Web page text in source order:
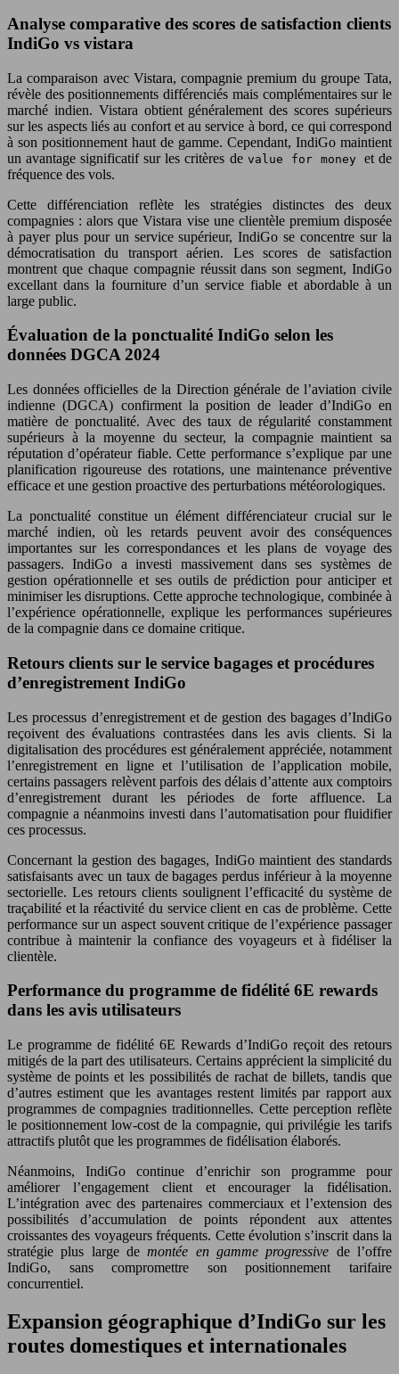
Analyse comparative des scores de satisfaction clients
IndiGo vs vistara
La comparaison avec Vistara, compagnie premium du groupe Tata,
révèle des positionnements différenciés mais complémentaires sur le
marché indien. Vistara obtient généralement des scores supérieurs
sur les aspects liés au confort et au service à bord, ce qui correspond
à son positionnement haut de gamme. Cependant, IndiGo maintient
un avantage significatif sur les critères de value for money et de
fréquence des vols.
Cette différenciation reflète les stratégies distinctes des deux
compagnies : alors que Vistara vise une clientèle premium disposée
à payer plus pour un service supérieur, IndiGo se concentre sur la
démocratisation du transport aérien. Les scores de satisfaction
montrent que chaque compagnie réussit dans son segment, IndiGo
excellant dans la fourniture d’un service fiable et abordable à un
large public.
Évaluation de la ponctualité IndiGo selon les
données DGCA 2024
Les données officielles de la Direction générale de l’aviation civile
indienne (DGCA) confirment la position de leader d’IndiGo en
matière de ponctualité. Avec des taux de régularité constamment
supérieurs à la moyenne du secteur, la compagnie maintient sa
réputation d’opérateur fiable. Cette performance s’explique par une
planification rigoureuse des rotations, une maintenance préventive
efficace et une gestion proactive des perturbations météorologiques.
La ponctualité constitue un élément différenciateur crucial sur le
marché indien, où les retards peuvent avoir des conséquences
importantes sur les correspondances et les plans de voyage des
passagers. IndiGo a investi massivement dans ses systèmes de
gestion opérationnelle et ses outils de prédiction pour anticiper et
minimiser les disruptions. Cette approche technologique, combinée à
l’expérience opérationnelle, explique les performances supérieures
de la compagnie dans ce domaine critique.
Retours clients sur le service bagages et procédures
d’enregistrement IndiGo
Les processus d’enregistrement et de gestion des bagages d’IndiGo
reçoivent des évaluations contrastées dans les avis clients. Si la
digitalisation des procédures est généralement appréciée, notamment
l’enregistrement en ligne et l’utilisation de l’application mobile,
certains passagers relèvent parfois des délais d’attente aux comptoirs
d’enregistrement durant les périodes de forte affluence. La
compagnie a néanmoins investi dans l’automatisation pour fluidifier
ces processus.
Concernant la gestion des bagages, IndiGo maintient des standards
satisfaisants avec un taux de bagages perdus inférieur à la moyenne
sectorielle. Les retours clients soulignent l’efficacité du système de
traçabilité et la réactivité du service client en cas de problème. Cette
performance sur un aspect souvent critique de l’expérience passager
contribue à maintenir la confiance des voyageurs et à fidéliser la
clientèle.
Performance du programme de fidélité 6E rewards
dans les avis utilisateurs
Le programme de fidélité 6E Rewards d’IndiGo reçoit des retours
mitigés de la part des utilisateurs. Certains apprécient la simplicité du
système de points et les possibilités de rachat de billets, tandis que
d’autres estiment que les avantages restent limités par rapport aux
programmes de compagnies traditionnelles. Cette perception reflète
le positionnement low-cost de la compagnie, qui privilégie les tarifs
attractifs plutôt que les programmes de fidélisation élaborés.
Néanmoins, IndiGo continue d’enrichir son programme pour
améliorer l’engagement client et encourager la fidélisation.
L’intégration avec des partenaires commerciaux et l’extension des
possibilités d’accumulation de points répondent aux attentes
croissantes des voyageurs fréquents. Cette évolution s’inscrit dans la
stratégie plus large demontée en gamme progressive de l’offre
IndiGo, sans compromettre son positionnement tarifaire
concurrentiel.
Expansion géographique d’IndiGo sur les
routes domestiques et internationales